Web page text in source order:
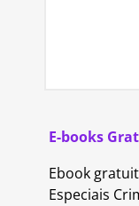
E-books
Ebook
Especiais